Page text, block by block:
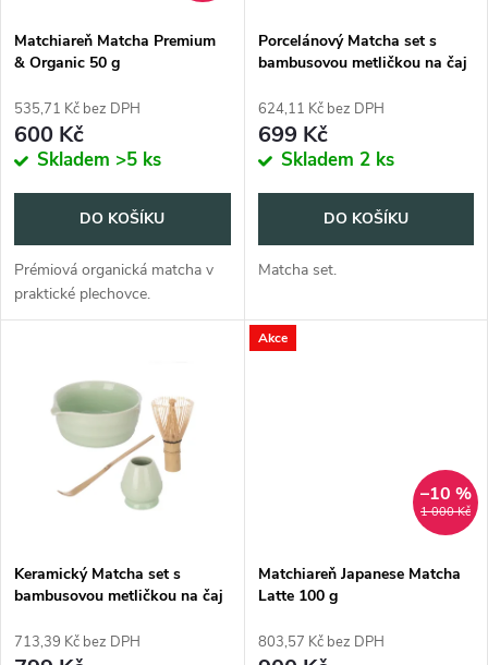
p
r
o
u
k
s
p
r
o
d
u
Matchiareň Matcha Premium
& Organic 50 g
535,71 Kč bez DPH
600 Kč
Skladem >5 ks
DO KOŠÍKU
Prémiová organická matcha v
praktické plechovce.
Porcelánový Matcha set s
bambusovou metličkou na čaj
624,11 Kč bez DPH
699 Kč
Skladem 2 ks
DO KOŠÍKU
Matcha set.
Keramický Matcha set s
bambusovou metličkou na čaj
713,39 Kč bez DPH
Akce
1 000 Kč
–10 %
Matchiareň Japanese Matcha
Latte 100 g
803,57 Kč bez DPH